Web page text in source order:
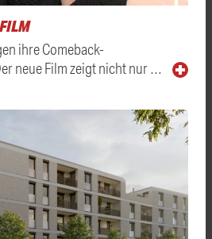
ihre Comeback-
neue Film zeigt nicht nur …